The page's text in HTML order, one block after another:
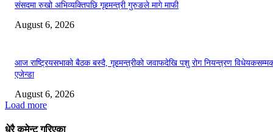
संसदमा रुखो अभिव्यक्तिपछि गृहमन्त्री गुरुङले मागे माफी
August 6, 2026
आज राष्ट्रियसभाको बैठक बस्दै, गृहमन्त्रीको जवाफदेखि पशु रोग नियन्त्रण
एजेन्डा
August 6, 2026
Load more
धेरै कमेन्ट गरिएका